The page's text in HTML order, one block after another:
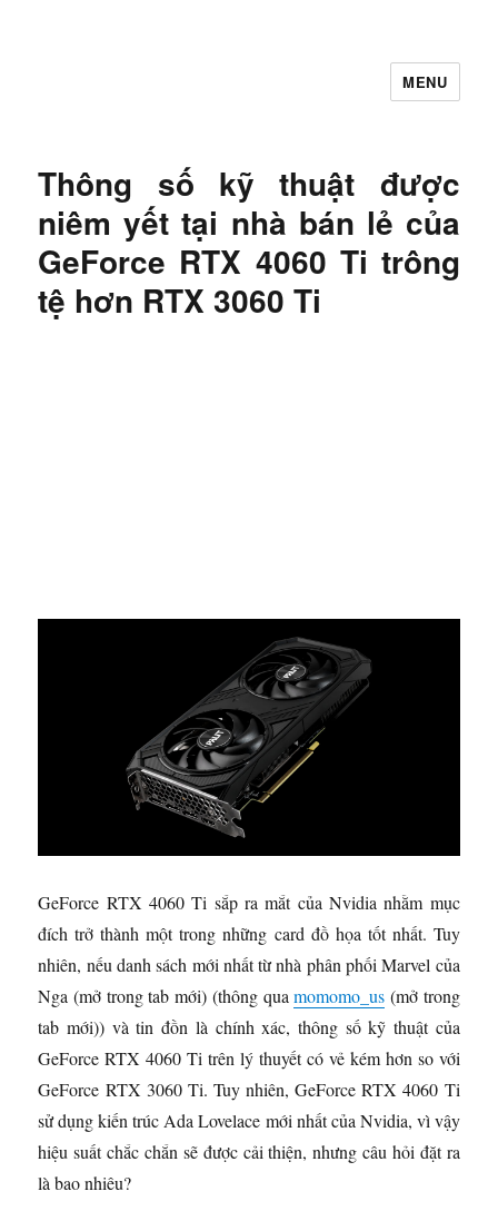
MENU
Thông số kỹ thuật được
niêm yết tại nhà bán lẻ của
GeForce RTX 4060 Ti trông
tệ hơn RTX 3060 Ti
GeForce RTX 4060 Ti sắp ra mắt của Nvidia nhằm mục
đích trở thành một trong những card đồ họa tốt nhất. Tuy
nhiên, nếu danh sách mới nhất từ ​​nhà phân phối Marvel của
Nga (mở trong tab mới) (thông quamomomo_us (mở trong
tab mới)) và tin đồn là chính xác, thông số kỹ thuật của
GeForce RTX 4060 Ti trên lý thuyết có vẻ kém hơn so với
GeForce RTX 3060 Ti. Tuy nhiên, GeForce RTX 4060 Ti
sử dụng kiến ​​trúc Ada Lovelace mới nhất của Nvidia, vì vậy
hiệu suất chắc chắn sẽ được cải thiện, nhưng câu hỏi đặt ra
là bao nhiêu?